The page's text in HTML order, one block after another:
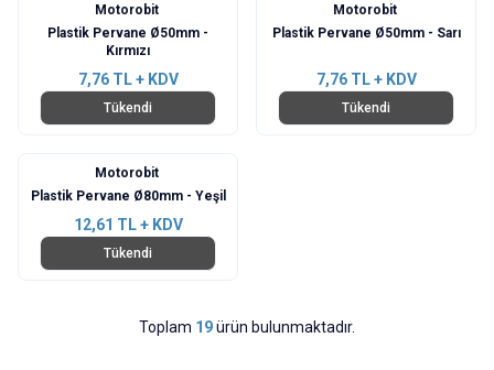
Motorobit
Plastik Pervane Ø50mm -
Kırmızı
7,76TL + KDV
Tükendi
Motorobit
Plastik Pervane Ø50mm - Sarı
7,76TL + KDV
Tükendi
Motorobit
Plastik Pervane Ø80mm - Yeşil
12,61 TL + KDV
Tükendi
Toplam 19ürün bulunmaktadır.